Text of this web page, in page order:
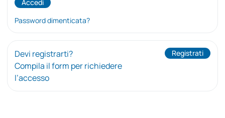
Password dimenticata?
Devi registrarti?
Compila il form per richiedere
l’accesso
Registrati